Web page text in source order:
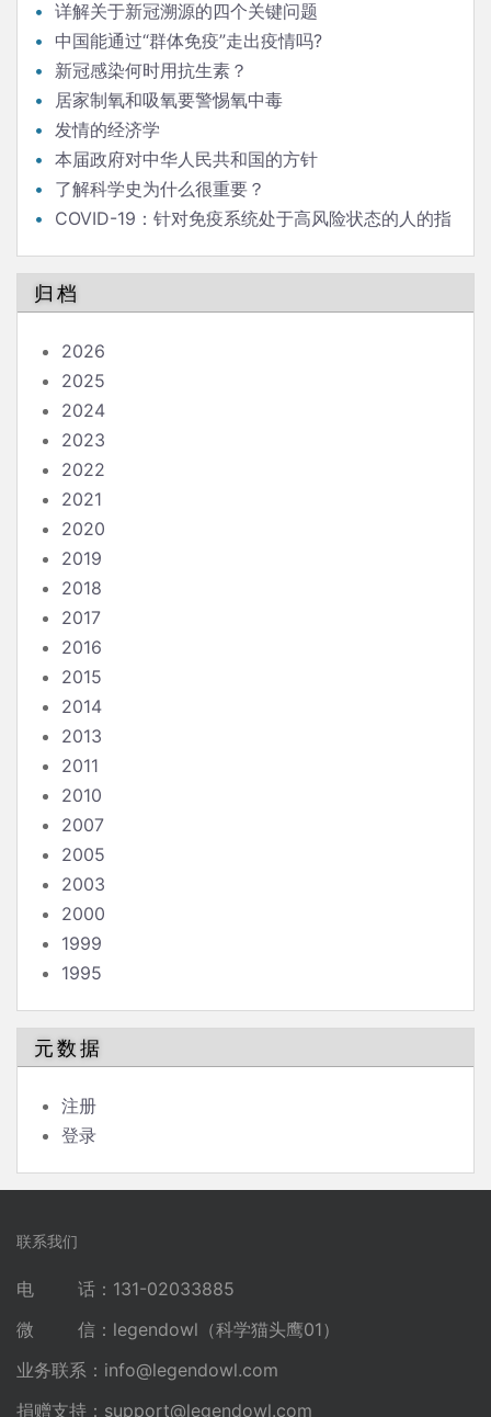
详解关于新冠溯源的四个关键问题
中国能通过“群体免疫”走出疫情吗?
新冠感染何时用抗生素？
居家制氧和吸氧要警惕氧中毒
发情的经济学
本届政府对中华人民共和国的方针
了解科学史为什么很重要？
COVID-19：针对免疫系统处于高风险状态的人的指
归档
2026
2025
2024
2023
2022
2021
2020
2019
2018
2017
2016
2015
2014
2013
2011
2010
2007
2005
2003
2000
1999
1995
元数据
注册
登录
联系我们
电 话：131-02033885
微 信：legendowl（科学猫头鹰01）
业务联系： info@legendowl.com
捐赠支持： support@legendowl.com